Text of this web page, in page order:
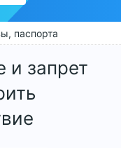
паспорта
и запрет